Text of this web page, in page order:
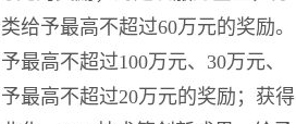
给予最高不超过60万元的奖励。
高不超过100万元、30万元、
最高不超过20万元的奖励；获得